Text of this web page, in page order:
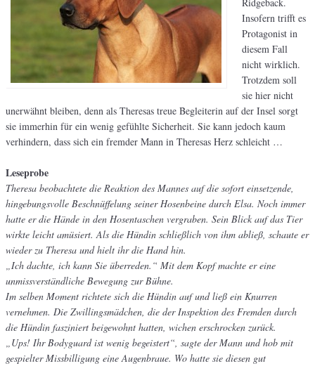
Insofern trifft es
Protagonist in
diesem Fall
nicht wirklich.
Trotzdem soll
sie hier nicht
unerwähnt bleiben, denn als Theresas treue Begleiterin auf der Insel sorgt
sie immerhin für ein wenig gefühlte Sicherheit. Sie kann jedoch kaum
verhindern, dass sich ein fremder Mann in Theresas Herz schleicht …
Leseprobe
Theresa beobachtete die Reaktion des Mannes auf die sofort einsetzende,
hingebungsvolle Beschnüffelung seiner Hosenbeine durch Elsa. Noch immer
hatte er die Hände in den Hosentaschen vergraben. Sein Blick auf das Tier
wirkte leicht amüsiert. Als die Hündin schließlich von ihm abließ, schaute er
wieder zu Theresa und hielt ihr die Hand hin.
„Ich dachte, ich kann Sie überreden.“ Mit dem Kopf machte er eine
unmissverständliche Bewegung zur Bühne.
Im selben Moment richtete sich die Hündin auf und ließ ein Knurren
vernehmen. Die Zwillingsmädchen, die der Inspektion des Fremden durch
die Hündin fasziniert beigewohnt hatten, wichen erschrocken zurück.
„Ups! Ihr Bodyguard ist wenig begeistert“, sagte der Mann und hob mit
gespielter Missbilligung eine Augenbraue. Wo hatte sie diesen gut